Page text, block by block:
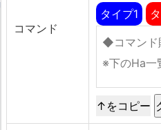
コマンド
タイプ1
↑をコピー